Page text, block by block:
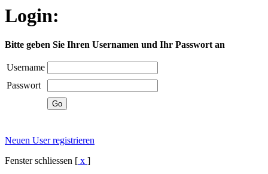
Login:
Bitte geben Sie Ihren Usernamen und Ihr Passwort an
Username
Passwort
Neuen User registrieren
Fenster schliessen [ x ]